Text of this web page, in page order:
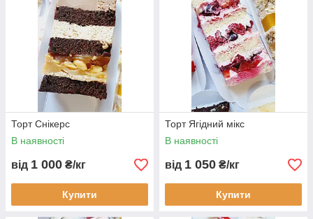
Торт Снікерс
В наявності
від 1 000 ₴/кг
Купити
Торт Ягідний мікс
В наявності
від 1 050 ₴/кг
Купити